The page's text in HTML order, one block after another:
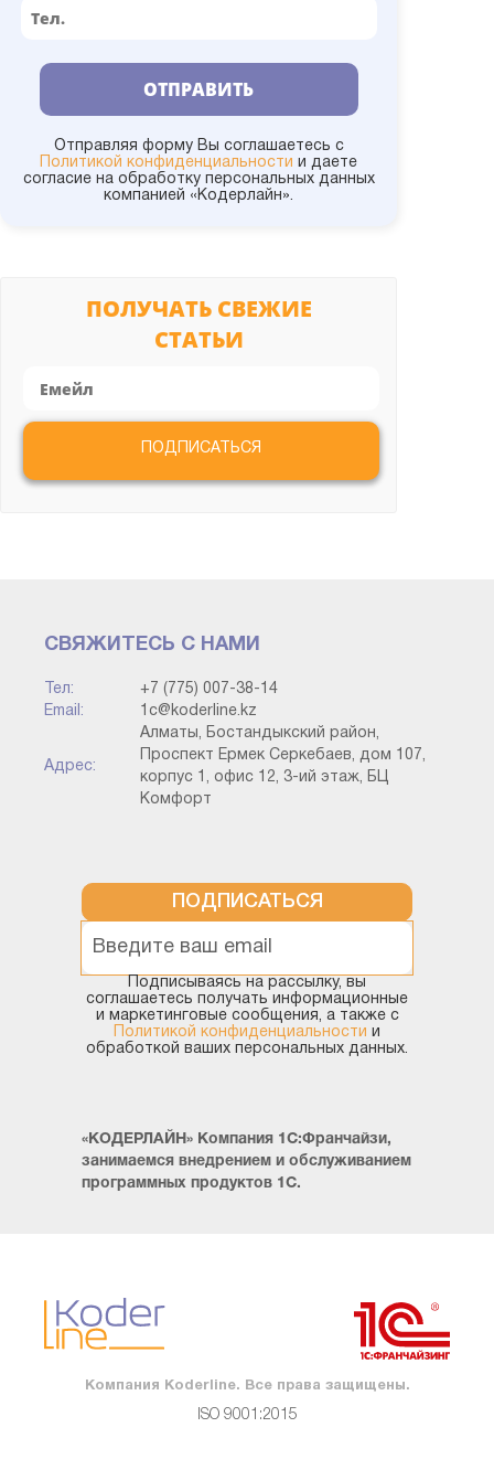
1С:УКФ
1С:Университет
1С:УНФ
инструментальный пакет
Методология
Прочие конфигурации
Разработка на платформе (без
привязки к типовой)
Технология работы
ОТПРАВИТЬ
Отправляя форму Вы соглашаетесь с
Политикой конфиденциальности
и даете
согласие на обработку персональных данных
компанией «Кодерлайн».
ПОЛУЧАТЬ СВЕЖИЕ
СТАТЬИ
ПОДПИСАТЬСЯ
СВЯЖИТЕСЬ С НАМИ
Тел:
+7 (775) 007-38-14
Email:
1c@koderline.kz
Адрес:
Алматы, Бостандыкский район,
Проспект Ермек Серкебаев, дом 107,
корпус 1, офис 12, 3-ий этаж, БЦ
Комфорт
ПОДПИСАТЬСЯ
Подписываясь на рассылку, вы
соглашаетесь получать информационные
и маркетинговые сообщения, а также с
Политикой конфиденциальности и
обработкой ваших персональных данных.
«КОДЕРЛАЙН» Компания 1С:Франчайзи,
занимаемся внедрением и обслуживанием
программных продуктов 1С.
Компания Koderline. Все права защищены.
ISO 9001:2015